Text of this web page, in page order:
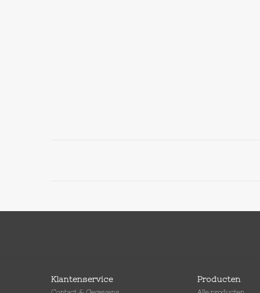
Klantenservice Producten